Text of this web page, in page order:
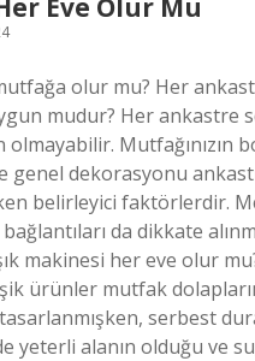
Eve Olur Mu
olur mu? Her
mudur? Her ankastre
Mutfağınızın
genel dekorasyonu
belirleyici faktörlerdir.
da dikkate
makinesi her eve olur
ürünler mutfak
serbest
yeterli alanın olduğu ve